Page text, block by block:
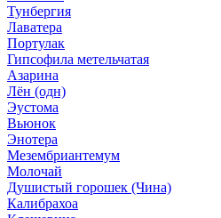
Тунбергия
Лаватера
Портулак
Гипсофила метельчатая
Азарина
Лён (одн)
Эустома
Вьюнок
Энотера
Мезембриантемум
Молочай
Душистый горошек (Чина)
Калибрахоа